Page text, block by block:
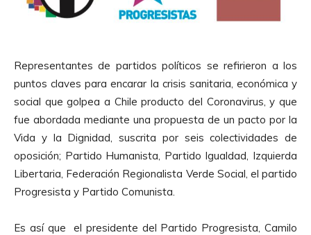
Representantes de partidos políticos se refirieron a los
puntos claves para encarar la crisis sanitaria, económica y
social que golpea a Chile producto del Coronavirus, y que
fue abordada mediante una propuesta de un pacto por la
Vida y la Dignidad, suscrita por seis colectividades de
oposición; Partido Humanista, Partido Igualdad, Izquierda
Libertaria, Federación Regionalista Verde Social, el partido
Progresista y Partido Comunista.
Es así que el presidente del Partido Progresista, Camilo